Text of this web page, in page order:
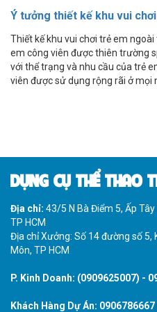
Ý tưởng thiết kế khu vui
Thiết kế khu vui chơi trẻ em
em công viên được thiên trường
với thể trạng và nhu cầu của trẻ
viên được sử dụng rộng rãi ở
DỤNG CỤ THỂ THAO
Địa chỉ: 43/5 N Bà Điểm 5, Ấp
TP HCM
Địa chỉ Xưởng: Số 14 đường số 5,
Môn, TP HCM
P. Kinh Doanh: (0909625007) -
Khách Hàng Dự Án: 0906786667